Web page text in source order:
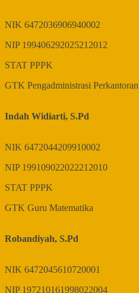
NIK 6472036906940002
NIP 199406292025212012
STAT PPPK
GTK Pengadministrasi Perkantoran
Indah Widiarti, S.Pd
NIK 6472044209910002
NIP 199109022022212010
STAT PPPK
GTK Guru Matematika
Robandiyah, S.Pd
NIK 6472045610720001
NIP 197210161998022004